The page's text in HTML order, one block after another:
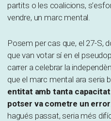
partits o les coalicions,
vendre, un marc mental.
Posem per cas que, el 27-S,
que van votar sí en el
carrer a celebrar la
que el marc mental ara seria
entitat amb tanta capacitat
potser va cometre un error
hagués passat, seria més